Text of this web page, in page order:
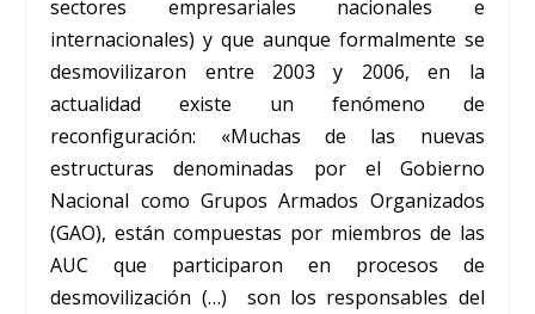
sectores empresariales nacionales e
internacionales) y que aunque formalmente se
desmovilizaron entre 2003 y 2006, en la
actualidad existe un fenómeno de
reconfiguración: «Muchas de las nuevas
estructuras denominadas por el Gobierno
Nacional como Grupos Armados Organizados
(GAO), están compuestas por miembros de las
AUC que participaron en procesos de
desmovilización (…) son los responsables del